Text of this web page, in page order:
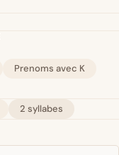
Prenoms avec K
2 syllabes